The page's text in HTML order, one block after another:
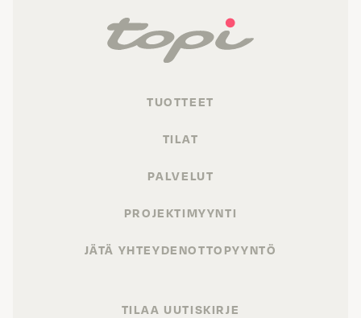
TUOTTEET
TILAT
PALVELUT
PROJEKTIMYYNTI
JÄTÄ YHTEYDENOTTOPYYNTÖ
TILAA UUTISKIRJE